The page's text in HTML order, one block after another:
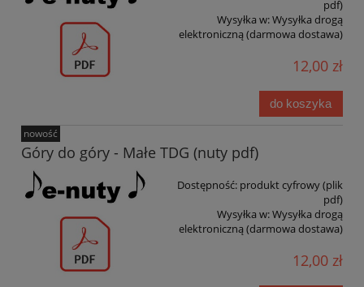
pdf)
Wysyłka w:Wysyłka drogą
elektroniczną (darmowa dostawa)
12,00 zł
do koszyka
Góry do góry - Małe TDG (nuty pdf)
Dostępność: produkt cyfrowy (plik
pdf)
Wysyłka w:Wysyłka drogą
elektroniczną (darmowa dostawa)
12,00 zł
nowość